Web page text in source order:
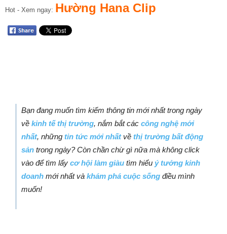
Hot - Xem ngay: Hường Hana Clip
Bạn đang muốn tìm kiếm thông tin mới nhất trong ngày
về kinh tế thị trường, nắm bắt các công nghệ mới
nhất, những tin tức mới nhất về thị trường bất động
sản trong ngày? Còn chần chừ gì nữa mà không click
vào để tìm lấy cơ hội làm giàu tìm hiểu ý tưởng kinh
doanh mới nhất và khám phá cuộc sống điều mình
muốn!